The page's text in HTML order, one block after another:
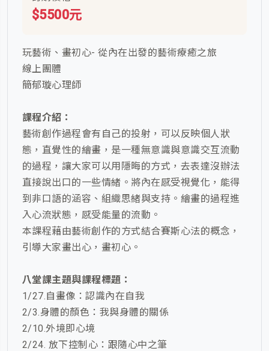
$5500元
玩藝術、畫初心- 從內在出發的藝術療癒之旅
線上團體
簡郁璇心理師
課程介紹：
藝術創作過程會有自己的投射，可以反映個人狀
態，直覺性的繪畫，是一種無意識與意識交互流動
的過程，讓大家可以用隱晦的方式，去表達沒辦法
直接說出口的一些情緒。將內在感受視覺化，能得
到非口語的涵容、組織思緒與支持。繪畫的過程進
入心流狀態，感受能量的流動。
本課程藉由藝術創作的方式結合賽斯心法的概念，
引導大家畫出心，畫初心。
八堂課主題與課程標題：
1/27.自畫像：認識內在自我
2/3.身體的顏色：我與身體的關係
2/10.外境即心境
2/24. 放下控制心：跟隨心中之筆